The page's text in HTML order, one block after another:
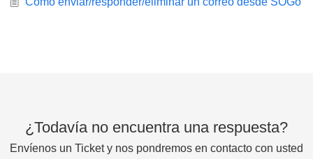
¿Todavía no encuentra una respuesta?
Envíenos un Ticket y nos pondremos en contacto con usted